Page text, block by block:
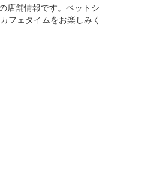
店舗情報です。ペットシ
フェタイムをお楽しみく